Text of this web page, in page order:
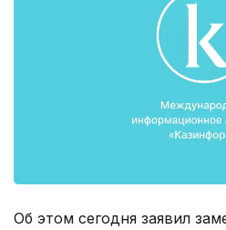
Об этом сегодня заявил